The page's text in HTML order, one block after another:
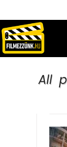
All